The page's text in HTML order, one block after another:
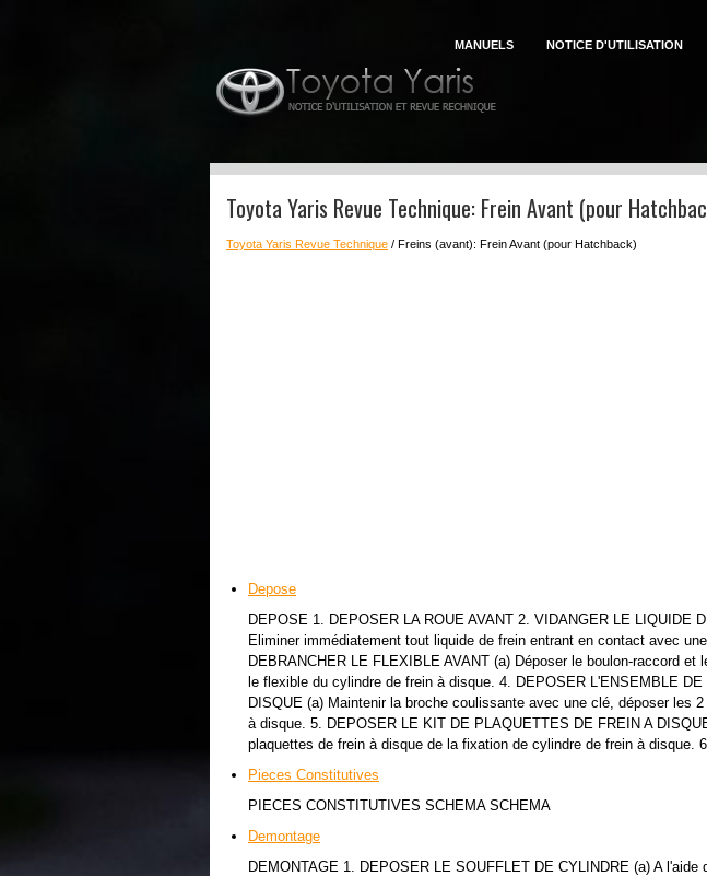
MANUELS NOTICE D'UTILISATION
Toyota Yaris Revue Technique: Frein Avant (pour
Toyota Yaris Revue Technique / Freins (avant): Frein Avant (pour Hatchback)
Depose
DEPOSE 1. DEPOSER LA ROUE AVANT 2. VIDANGER LE LIQUIDE
Eliminer immédiatement tout liquide de frein entrant en contact avec
DEBRANCHER LE FLEXIBLE AVANT (a) Déposer le boulon-raccord et
le flexible du cylindre de frein à disque. 4. DEPOSER L'ENSEMBLE
DISQUE (a) Maintenir la broche coulissante avec une clé, déposer les
à disque. 5. DEPOSER LE KIT DE PLAQUETTES DE FREIN A
plaquettes de frein à disque de la fixation de cylindre de frein à disque.
Pieces Constitutives
PIECES CONSTITUTIVES SCHEMA SCHEMA
Demontage
DEMONTAGE 1. DEPOSER LE SOUFFLET DE CYLINDRE (a) A l'aide